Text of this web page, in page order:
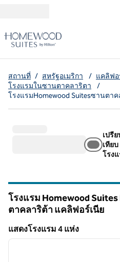
สถานที่ / สหรัฐอเมริกา / แคลิฟอ
โรงแรมในซานตาคลาริตา
/
โรงแรมHomewood Suitesซานตา
เปรีย
เทียบ
โรง
โรงแรม Homewood
ตาคลาริต้าแคลิฟอร์เนีย
แสดงโรงแรม 4 แห่ง
แสดงโรงแรม 4 แห่ง
1 จาก 12